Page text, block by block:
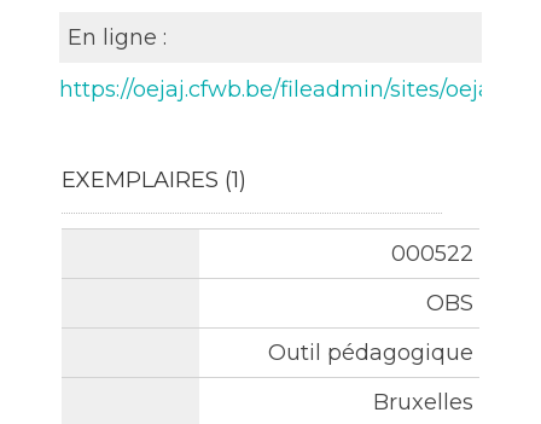
En ligne :
https://oejaj.cfwb.be/fileadmin/sites/oejaj/
EXEMPLAIRES (1)
000522
OBS
Outil pédagogique
Bruxelles